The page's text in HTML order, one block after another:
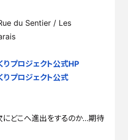
du Sentier / Les
りプロジェクト公式HP
りプロジェクト公式
にどこへ進出をするのか…期待